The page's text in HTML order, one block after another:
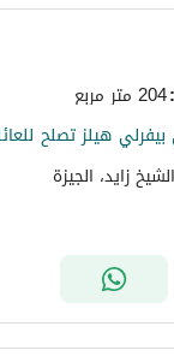
:204 متر مربع
زايد، الجيزة